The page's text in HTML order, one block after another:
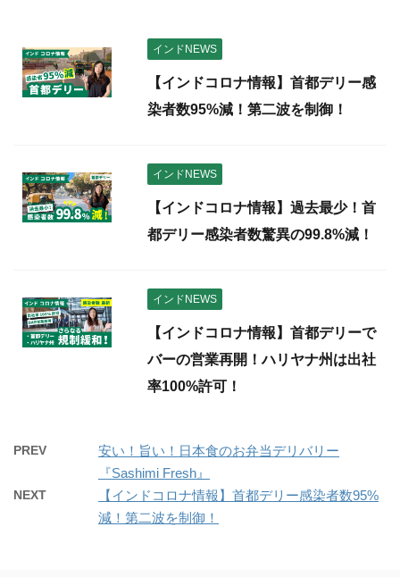
インドNEWS
【インドコロナ情報】首都デリー感
染者数95%減！第二波を制御！
インドNEWS
【インドコロナ情報】過去最少！首
都デリー感染者数驚異の99.8%減！
インドNEWS
【インドコロナ情報】首都デリーで
バーの営業再開！ハリヤナ州は出社
率100%許可！
PREV
安い！旨い！日本食のお弁当デリバリー
『Sashimi Fresh』
NEXT
【インドコロナ情報】首都デリー感染者数95%
減！第二波を制御！